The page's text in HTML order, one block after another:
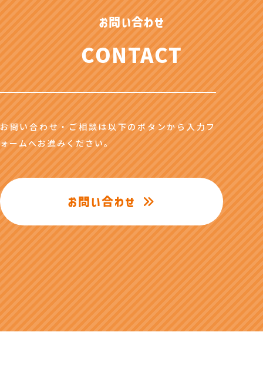
お問い合わせ
CONTACT
お問い合わせ・ご相談は以下のボタンから入力フ
ォームへお進みください。
お問い合わせ